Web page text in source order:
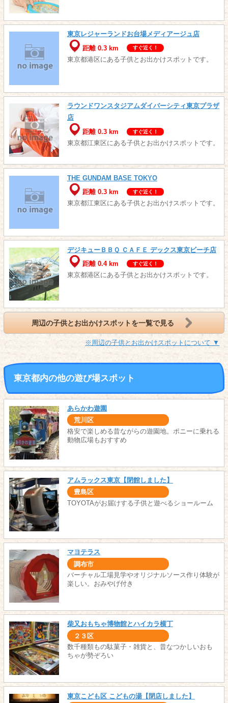
東京レジャーランドお台場メディアージュ店
距離 0.3 km
すぐ近く！
東京都港区にある子供とお出かけスポットです。
ラウンドワンスタジアムダイバーシティ東京プラザ
店
距離 0.3 km
すぐ近く！
東京都江東区にある子供とお出かけスポットです。
THE GUNDAM BASE TOKYO
距離 0.3 km
すぐ近く！
東京都江東区にある子供とお出かけスポットです。
デジキューＢＢＱ ＣＡＦＥ デックス東京ビーチ店
距離 0.4 km
すぐ近く！
東京都港区にある子供とお出かけスポットです。
周辺の子供とお出かけスポットを一覧で見る
※周辺の子供とお出かけスポットについて ▼
東京都内の他の遊び場スポット
あらかわ遊園
荒川区
格安で楽しめる昔ながらの遊園地。ポニーに乗れる
動物広場もおすすめ
アムラックス東京【閉館しました】
豊島区
TOYOTAがお届けする子供と遊べるショールーム
マヨテラス
調布市
バーチャル工場見学やオリジナルソース作り体験が
楽しい。おみやげ付き
柴又おもちゃ博物館とハイカラ横丁
２３区
数千種類もの駄菓子・雑貨と、昔なつかしいおも
ちゃが勢ぞろい
東京こども区 こどもの湯【閉店しました】